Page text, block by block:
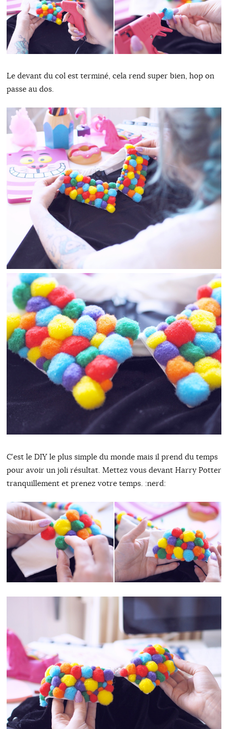
Le devant du col est terminé, cela rend super bien, hop on
passe au dos.
C’est le DIY le plus simple du monde mais il prend du temps
pour avoir un joli résultat. Mettez vous devant Harry Potter
tranquillement et prenez votre temps. :nerd: